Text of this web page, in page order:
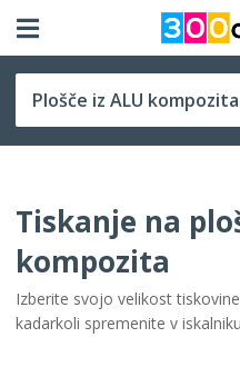
Tiskanje na
kompozita
Izberite svojo velikost
kadarkoli spremenite v